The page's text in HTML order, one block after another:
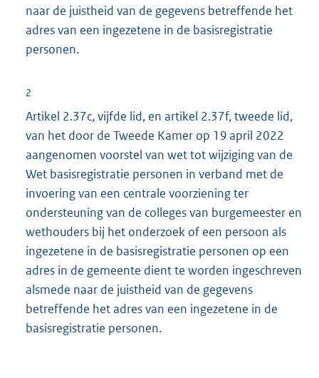
naar de juistheid van de gegevens betreffende het
adres van een ingezetene in de basisregistratie
personen.
2
Artikel 2.37c, vijfde lid, en artikel 2.37f, tweede lid,
van het door de Tweede Kamer op 19 april 2022
aangenomen voorstel van wet tot wijziging van de
Wet basisregistratie personen in verband met de
invoering van een centrale voorziening ter
ondersteuning van de colleges van burgemeester en
wethouders bij het onderzoek of een persoon als
ingezetene in de basisregistratie personen op een
adres in de gemeente dient te worden ingeschreven
alsmede naar de juistheid van de gegevens
betreffende het adres van een ingezetene in de
basisregistratie personen.